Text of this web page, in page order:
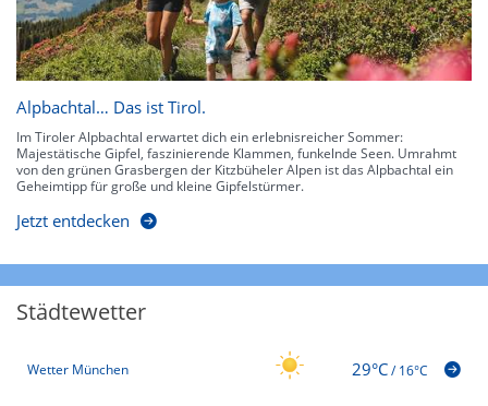
Alpbachtal… Das ist Tirol.
Im Tiroler Alpbachtal erwartet dich ein erlebnisreicher Sommer:
Majestätische Gipfel, faszinierende Klammen, funkelnde Seen. Umrahmt
von den grünen Grasbergen der Kitzbüheler Alpen ist das Alpbachtal ein
Geheimtipp für große und kleine Gipfelstürmer.
Jetzt entdecken
Städtewetter
Wetter München 29°C/16°C